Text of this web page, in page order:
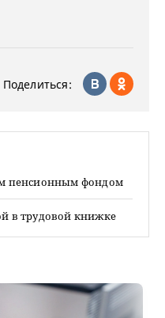
Поделиться:
пенсионным фондом
в трудовой книжке